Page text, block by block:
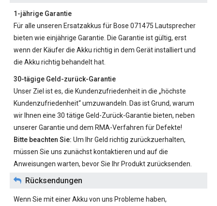
1-jährige Garantie
Für alle unseren Ersatzakkus für Bose 071475 Lautsprecher
bieten wie einjährige Garantie. Die Garantie ist gültig, erst
wenn der Käufer die Akku richtig in dem Gerät installiert und
die Akku richtig behandelt hat.
30-tägige Geld-zurück-Garantie
Unser Ziel ist es, die Kundenzufriedenheit in die „höchste
Kundenzufriedenheit“ umzuwandeln. Das ist Grund, warum
wir Ihnen eine 30 tätige Geld-Zurück-Garantie bieten, neben
unserer Garantie und dem RMA-Verfahren für Defekte!
Bitte beachten Sie: Um Ihr Geld richtig zurückzuerhalten,
müssen Sie uns zunächst kontaktieren und auf die
Anweisungen warten, bevor Sie Ihr Produkt zurücksenden.
Rücksendungen
Wenn Sie mit einer Akku von uns Probleme haben,